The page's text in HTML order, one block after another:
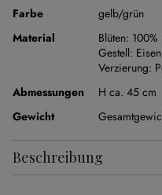
Farbe
gelb/grün
Material
Blüten: 100%
Gestell: Eisen
Verzierung:
Abmessungen
H ca. 45 cm
Gewicht
Beschreibung